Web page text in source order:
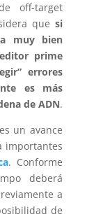
off-target
quesi
muy bien
prime
errores
es más
de ADN.
un avance
importantes
. Conforme
deberá
a
de